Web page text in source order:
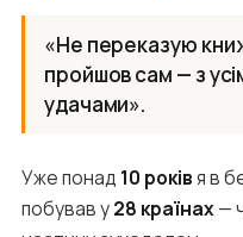
«Не переказую
пройшов сам — з
удачами».
Уже понад 10 роківя в
побував у28 країнах—